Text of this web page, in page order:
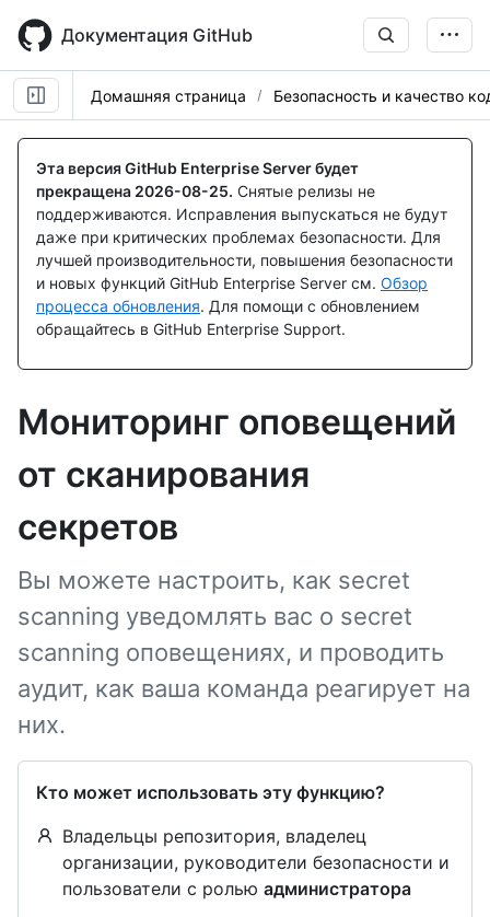
main
content
Документация GitHub
Домашняя страница Безопасность и качество
Эта версия GitHub Enterprise Server будет
прекращена 2026-08-25. Снятые релизы не
поддерживаются. Исправления выпускаться не будут
даже при критических проблемах безопасности. Для
лучшей производительности, повышения безопасности
и новых функций GitHub Enterprise Server см. Обзор
процесса обновления. Для помощи с обновлением
обращайтесь в GitHub Enterprise Support.
Мониторинг оповещений
от сканирования
секретов
Вы можете настроить, как secret
scanning уведомлять вас о secret
scanning оповещениях, и проводить
аудит, как ваша команда реагирует на
них.
Кто может использовать эту функцию?
Владельцы репозитория, владелец
организации, руководители безопасности и
пользователи с ролью администратора